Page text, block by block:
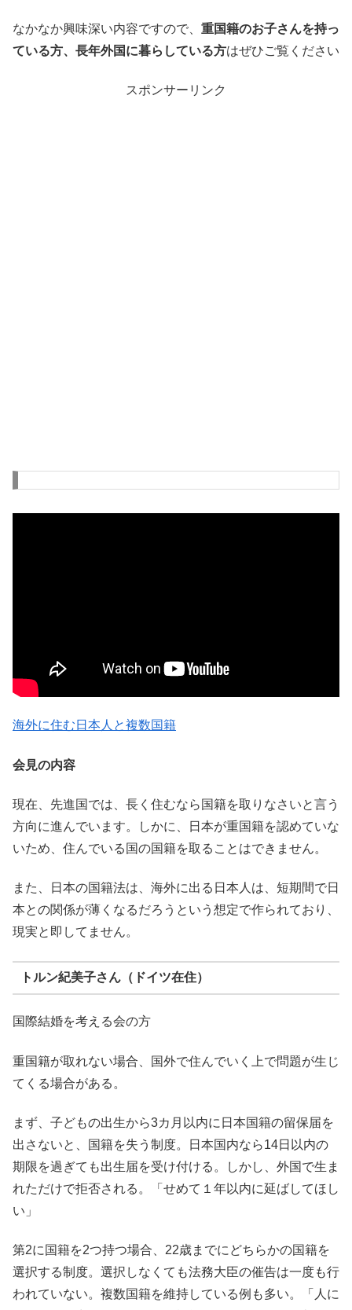
なかなか興味深い内容ですので、 重国籍のお子さんを持っ
ている方、長年外国に暮らしている方はぜひご覧ください
スポンサーリンク
海外に住む日本人と複数国籍
会見の内容
現在、先進国では、長く住むなら国籍を取りなさいと言う
方向に進んでいます。しかに、日本が重国籍を認めていな
いため、住んでいる国の国籍を取ることはできません。
また、日本の国籍法は、海外に出る日本人は、短期間で日
本との関係が薄くなるだろうという想定で作られており、
現実と即してません。
トルン紀美子さん（ドイツ在住）
国際結婚を考える会の方
重国籍が取れない場合、国外で住んでいく上で問題が生じ
てくる場合がある。
まず、子どもの出生から3カ月以内に日本国籍の留保届を
出さないと、国籍を失う制度。日本国内なら14日以内の
期限を過ぎても出生届を受け付ける。しかし、外国で生ま
れただけで拒否される。「せめて１年以内に延ばしてほし
い」
第2に国籍を2つ持つ場合、22歳までにどちらかの国籍を
選択する制度。選択しなくても法務大臣の催告は一度も行
われていない。複数国籍を維持している例も多い。「人に